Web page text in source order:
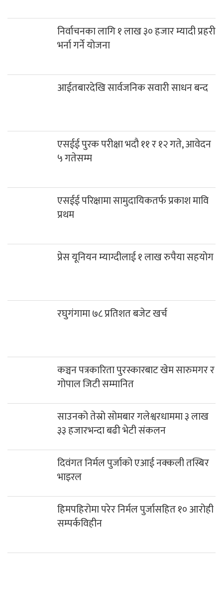
निर्वाचनका लागि १ लाख ३० हजार म्यादी प्रहरी
भर्ना गर्ने योजना
आईतबारदेखि सार्वजनिक सवारी साधन बन्द
५ गतेसम्म
प्रेस यूनियन म्याग्दीलाई १ लाख रुपैया सहयोग
कञ्चन पत्रकारिता पुरस्कारबाट खेम सारुमगर र
साउनको तेस्रो सोमबार गलेश्वरधाममा ३ लाख
३३ हजारभन्दा बढी भेटी संकलन
भाइरल
सम्पर्कविहीन